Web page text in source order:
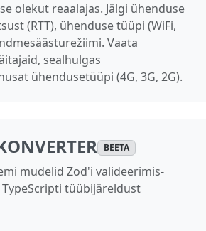
olekut reaalajas. Jälgi ühenduse
(RTT), ühenduse tüüpi (WiFi,
Vaata
sealhulgas
ühendusetüüpi (4G, 3G, 2G).
BEETA
mudelid Zod'i valideerimis-
tüübijäreldust